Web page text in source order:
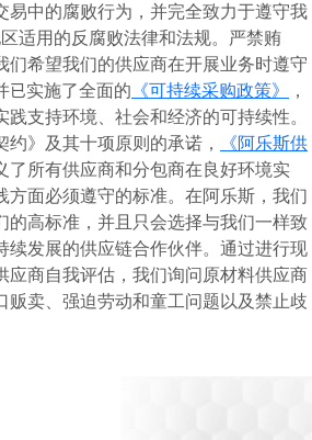
易中的腐败行为，并完全致力于遵守我
适用的反腐败法律和法规。严禁贿
们希望我们的供应商在开展业务时遵守
已实施了全面的 《可持续采购政策》
，
支持环境、社会和经济的可持续性。
》及其十项原则的承诺，
《阿乐斯供
了所有供应商和分包商在良好环境实
方面必须遵守的标准。在阿乐斯，我们
的高标准，并且只会选择与我们一样致
续发展的供应链合作伙伴。通过进行现
应商自我评估，我们询问原材料供应商
贩卖、强迫劳动和童工问题以及禁止歧